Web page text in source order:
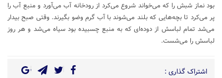
بود نماز شبش را که می‌خواند شروع می‌کرد از رودخانه آب می‌آورد و منبع آب را
پر می‌کرد تا بچه‌هایی که بلند می‌شوند با آب گرم وضو بگیرند. وقتی صبح بیدار
می‌شد تمام لباسش از دوده‌ای که به منبع چسبیده بود سیاه می‌شد و هر روز
لباسش را می‌شست.
اشتراک گذاری :